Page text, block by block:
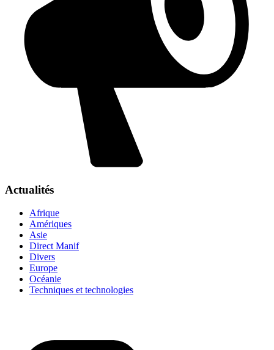
Actualités
Afrique
Amériques
Asie
Direct Manif
Divers
Europe
Océanie
Techniques et technologies